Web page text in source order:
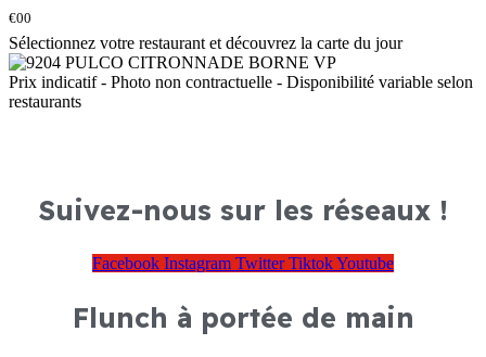
€00
Sélectionnez votre restaurant et découvrez la carte du jour
Prix indicatif - Photo non contractuelle - Disponibilité variable selon
restaurants
Suivez-nous sur les réseaux !
Facebook Instagram Twitter TiktokYoutube
Flunch à portée de main